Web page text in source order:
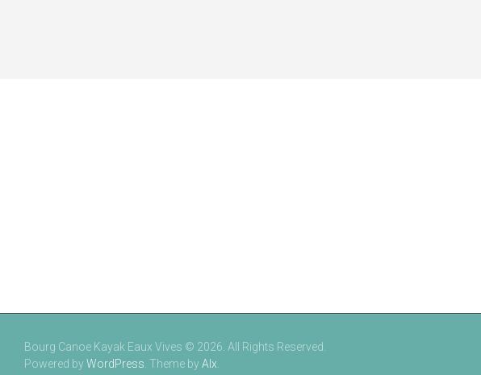
Bourg Canoe Kayak Eaux Vives © 2026. All Rights Reserved.
Powered byWordPress . Theme byAlx